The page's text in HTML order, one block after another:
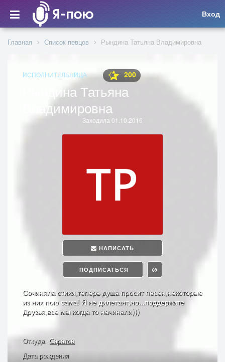
Вход
Главная Список певцов Рындина Татьяна Владимировна
ИСПОЛНИТЕЛЬНИЦА 200
Рындина Татьяна
Владимировна
Заходила 01.10.2016
НАПИСАТЬ
ПОДПИСАТЬСЯ
Сочиняла стихи,теперь душа просит песен,некоторые
из них пою сама! Я не дилетант,но...поддержите
Друзья,все мы когда то начинали)))
Откуда Саратов
Дата рождения